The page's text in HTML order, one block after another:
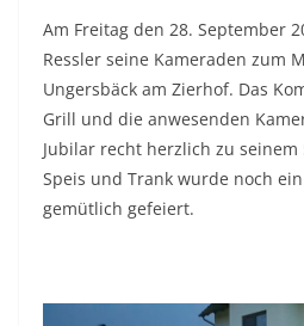
Am Freitag den 28. September
Ressler seine Kameraden zum
Ungersbäck am Zierhof. Das
Grill und die anwesenden
Jubilar recht herzlich zu seinem
Speis und Trank wurde noch
gemütlich gefeiert.